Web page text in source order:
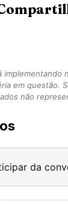
em questão.
não
da